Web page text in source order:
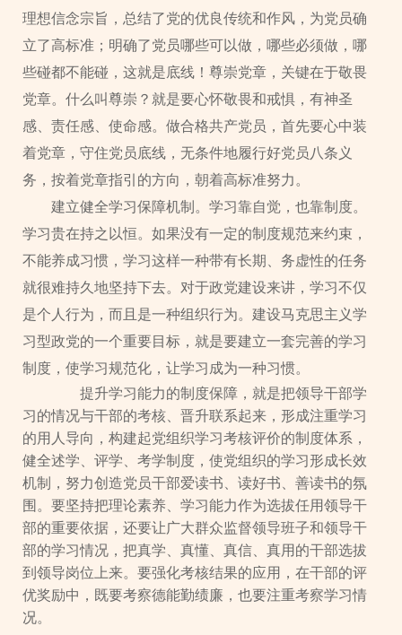
理想信念宗旨，总结了党的优良传统和作风，为党员确
立了高标准；明确了党员哪些可以做，哪些必须做，哪
些碰都不能碰，这就是底线！尊崇党章，关键在于敬畏
党章。什么叫尊崇？就是要心怀敬畏和戒惧，有神圣
感、责任感、使命感。做合格共产党员，首先要心中装
着党章，守住党员底线，无条件地履行好党员八条义
务，按着党章指引的方向，朝着高标准努力。
建立健全学习保障机制。学习靠自觉，也靠制度。
学习贵在持之以恒。如果没有一定的制度规范来约束，
不能养成习惯，学习这样一种带有长期、务虚性的任务
就很难持久地坚持下去。对于政党建设来讲，学习不仅
是个人行为，而且是一种组织行为。建设马克思主义学
习型政党的一个重要目标，就是要建立一套完善的学习
制度，使学习规范化，让学习成为一种习惯。
提升学习能力的制度保障，就是把领导干部学
习的情况与干部的考核、晋升联系起来，形成注重学习
的用人导向，构建起党组织学习考核评价的制度体系，
健全述学、评学、考学制度，使党组织的学习形成长效
机制，努力创造党员干部爱读书、读好书、善读书的氛
围。要坚持把理论素养、学习能力作为选拔任用领导干
部的重要依据，还要让广大群众监督领导班子和领导干
部的学习情况，把真学、真懂、真信、真用的干部选拔
到领导岗位上来。要强化考核结果的应用，在干部的评
优奖励中，既要考察德能勤绩廉，也要注重考察学习情
况。